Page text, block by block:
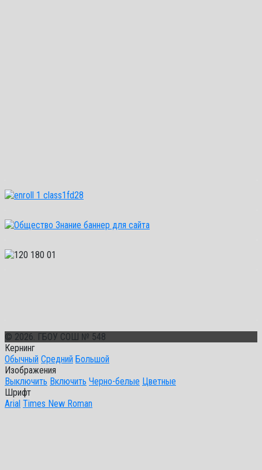
© 2026. ГБОУ СОШ № 548
Кернинг
Обычный Средний Большой
Изображения
Выключить Включить Черно-белые Цветные
Шрифт
Arial Times New Roman